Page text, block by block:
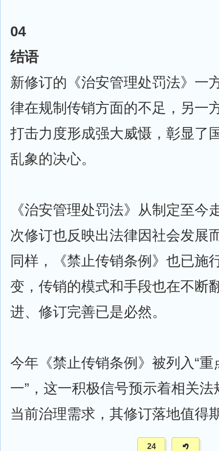
04
结语
新修订的《治安管理处罚法》一
律在规制传销方面的不足，另一
打击力度形成强大威慑，彰显了
乱象的决心。
《治安管理处罚法》从制定至今
次修订也反映出法律因社会发展
同样，《禁止传销条例》也已施
变，传销的模式和手段也在不断
进、修订完善已是必然。
今年《禁止传销条例》被列入“
一”，这一积极信号预示着相关
当前治理需求，其修订落地值得
24